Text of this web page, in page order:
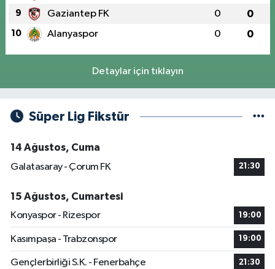
9 Gaziantep FK 0 0
10 Alanyaspor 0 0
Detaylar için tıklayın
Süper Lig Fikstür
14 Ağustos, Cuma
Galatasaray - Çorum FK
21:30
15 Ağustos, Cumartesi
Konyaspor - Rizespor
19:00
Kasımpaşa - Trabzonspor 19:00
Gençlerbirliği S.K. - Fenerbahçe 21:30